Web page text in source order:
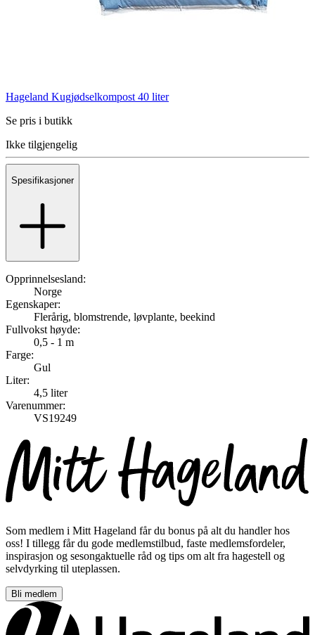
Hageland Kugjødselkompost 40 liter
Se pris i butikk
Ikke tilgjengelig
Spesifikasjoner
Opprinnelsesland:
Norge
Egenskaper:
Flerårig, blomstrende, løvplante, beekind
Fullvokst høyde:
0,5 - 1 m
Farge:
Gul
Liter:
4,5 liter
Varenummer:
VS19249
Som medlem i Mitt Hageland får du bonus på alt du handler hos
oss! I tillegg får du gode medlemstilbud, faste medlemsfordeler,
inspirasjon og sesongaktuelle råd og tips om alt fra hagestell og
selvdyrking til uteplassen.
Bli medlem